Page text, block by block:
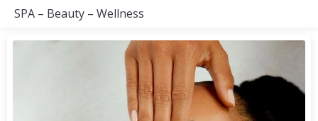
SPA – Beauty – Wellness